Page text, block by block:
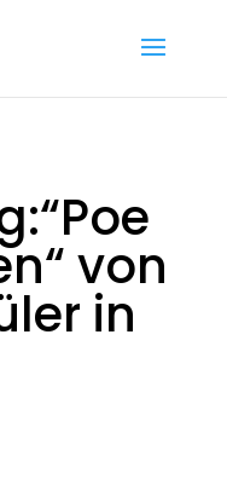
von
in